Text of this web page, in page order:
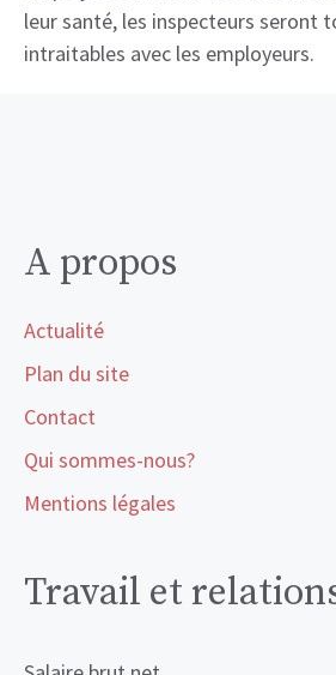
leur santé, les inspecteurs seront
intraitables avec les employeurs.
A propos
Actualité
Plan du site
Contact
Qui sommes-nous?
Mentions légales
Travail et